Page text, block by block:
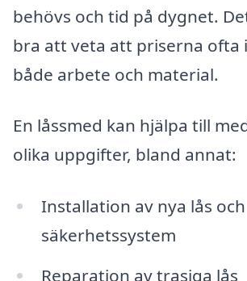
behövs och tid på dygnet.
bra att veta att priserna ofta
både arbete och material.
En låssmed kan hjälpa till
olika uppgifter, bland annat:
Installation av nya lås och
säkerhetssystem
Reparation av trasiga lås